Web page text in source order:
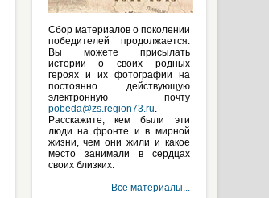
Сбор материалов о поколении
победителей продолжается.
Вы можете присылать
истории о своих родных
героях и их фотографии на
постоянно действующую
электронную почту
pobeda@zs.region73.ru.
Расскажите, кем были эти
люди на фронте и в мирной
жизни, чем они жили и какое
место занимали в сердцах
своих близких.
Все материалы...